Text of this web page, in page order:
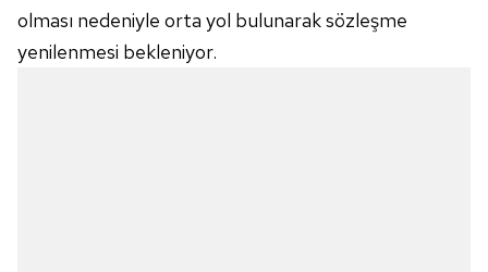
olması nedeniyle orta yol bulunarak sözleşme
yenilenmesi bekleniyor.